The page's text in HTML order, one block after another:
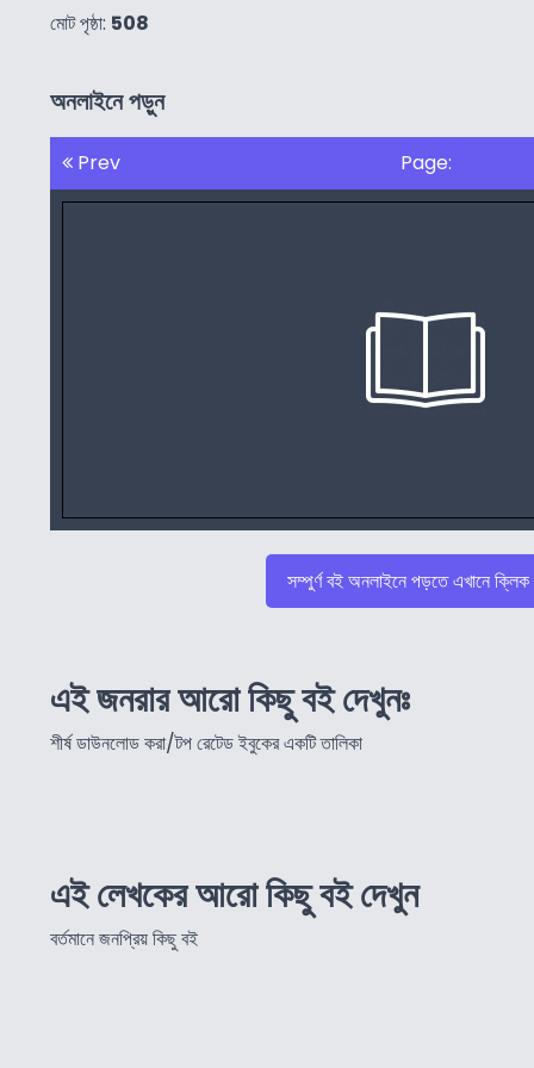
মোট পৃষ্ঠা: 508
অনলাইনে পড়ুন
Prev Page:
সম্পুর্ণ বই অনলাইনে পড়তে এখানে
এই জনরার আরো কিছু বই দেখুনঃ
শীর্ষ ডাউনলোড করা/টপ রেটেড ইবুকের একটি তালিকা
এই লেখকের আরো কিছু বই দেখুন
বর্তমানে জনপ্রিয় কিছু বই